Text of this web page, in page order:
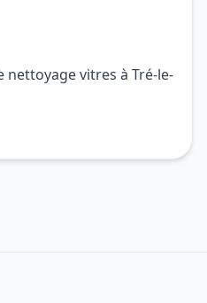
nettoyage vitres à Tré-le-